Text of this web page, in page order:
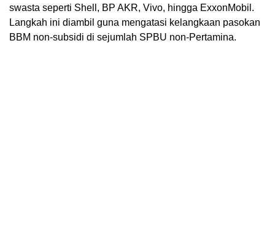
swasta seperti Shell, BP AKR, Vivo, hingga ExxonMobil.
Langkah ini diambil guna mengatasi kelangkaan pasokan
BBM non-subsidi di sejumlah SPBU non-Pertamina.